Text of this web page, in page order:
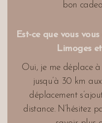
bon
Est-ce que vous
Limoges
Oui, je me déplace
jusqu’à 30 km
déplacement
distance. N’hésitez